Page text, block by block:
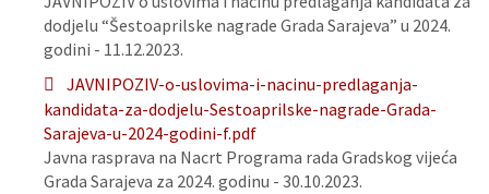
dodjelu “Šestoaprilske nagrade Grada Sarajeva” u 2024.
godini - 11.12.2023.
JAVNIPOZIV-o-uslovima-i-nacinu-predlaganja-
kandidata-za-dodjelu-Sestoaprilske-nagrade-Grada-
Sarajeva-u-2024-godini-f.pdf
Javna rasprava na Nacrt Programa rada Gradskog vijeća
Grada Sarajeva za 2024. godinu - 30.10.2023.